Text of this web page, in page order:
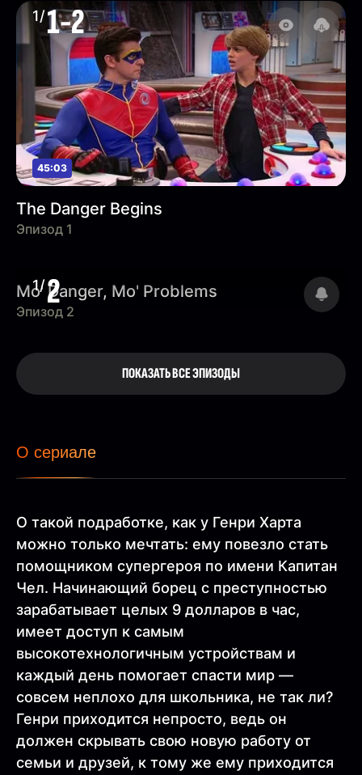
1/1-2
45:03
The Danger Begins
Эпизод 1
1/2
Mo' Danger, Mo' Problems
Эпизод 2
ПОКАЗАТЬ ВСЕ ЭПИЗОДЫ
О сериале
О такой подработке, как у Генри Харта
можно только мечтать: ему повезло стать
помощником супергероя по имени Капитан
Чел. Начинающий борец с преступностью
зарабатывает целых 9 долларов в час,
имеет доступ к самым
высокотехнологичным устройствам и
каждый день помогает спасти мир —
совсем неплохо для школьника, не так ли?
Генри приходится непросто, ведь он
должен скрывать свою новую работу от
семьи и друзей, к тому же ему приходится